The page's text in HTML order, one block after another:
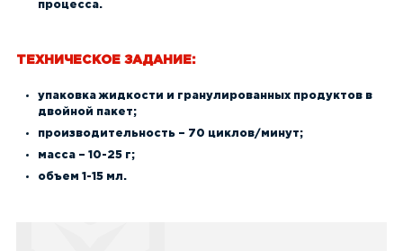
процесса.
ТЕХНИЧЕСКОЕ ЗАДАНИЕ:
упаковка жидкости и гранулированных продуктов в
двойной пакет;
производительность – 70 циклов/минут;
масса – 10-25 г;
объем 1-15 мл.